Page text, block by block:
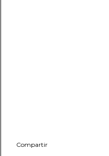
Compartir